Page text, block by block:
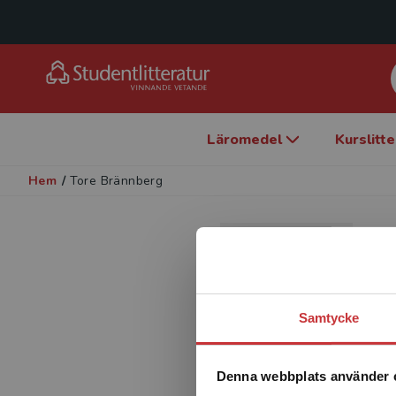
Samtycke
Denna webbplats använder
Läromedel
Hem / Tore Brännberg